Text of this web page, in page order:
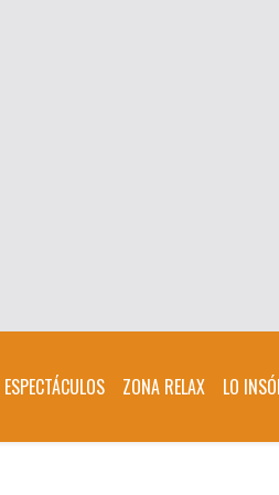
ESPECTÁCULOS ZONA RELAX LO